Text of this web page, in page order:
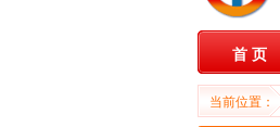
首 页
当前位置：